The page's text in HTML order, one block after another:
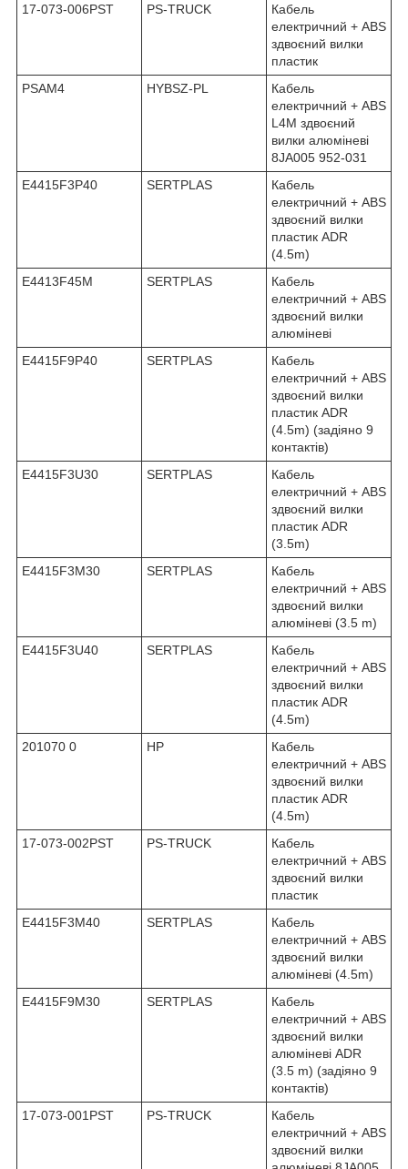
17-073-006PST
PS-TRUCK
Кабель
електричний + ABS
здвоєний вилки
пластик
PSAM4
HYBSZ-PL
Кабель
електричний + ABS
L4M здвоєний
вилки алюміневі
8JA005 952-031
E4415F3P40
SERTPLAS
Кабель
електричний + ABS
здвоєний вилки
пластик ADR
(4.5m)
E4413F45M
SERTPLAS
Кабель
електричний + ABS
здвоєний вилки
алюміневі
E4415F9P40
SERTPLAS
Кабель
електричний + ABS
здвоєний вилки
пластик ADR
(4.5m) (задіяно 9
контактів)
E4415F3U30
SERTPLAS
Кабель
електричний + ABS
здвоєний вилки
пластик ADR
(3.5m)
E4415F3M30
SERTPLAS
Кабель
електричний + ABS
здвоєний вилки
алюміневі (3.5 m)
E4415F3U40
SERTPLAS
Кабель
електричний + ABS
здвоєний вилки
пластик ADR
(4.5m)
201070 0
HP
Кабель
електричний + ABS
здвоєний вилки
пластик ADR
(4.5m)
17-073-002PST
PS-TRUCK
Кабель
електричний + ABS
здвоєний вилки
пластик
E4415F3M40
SERTPLAS
Кабель
електричний + ABS
здвоєний вилки
алюміневі (4.5m)
E4415F9M30
SERTPLAS
Кабель
електричний + ABS
здвоєний вилки
алюміневі ADR
(3.5 m) (задіяно 9
контактів)
17-073-001PST
PS-TRUCK
Кабель
електричний + ABS
здвоєний вилки